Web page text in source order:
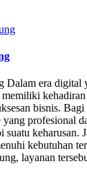
Dalam era digital
memiliki
bisnis. Bagi
profesional
suatu keharusan.
kebutuhan
layanan